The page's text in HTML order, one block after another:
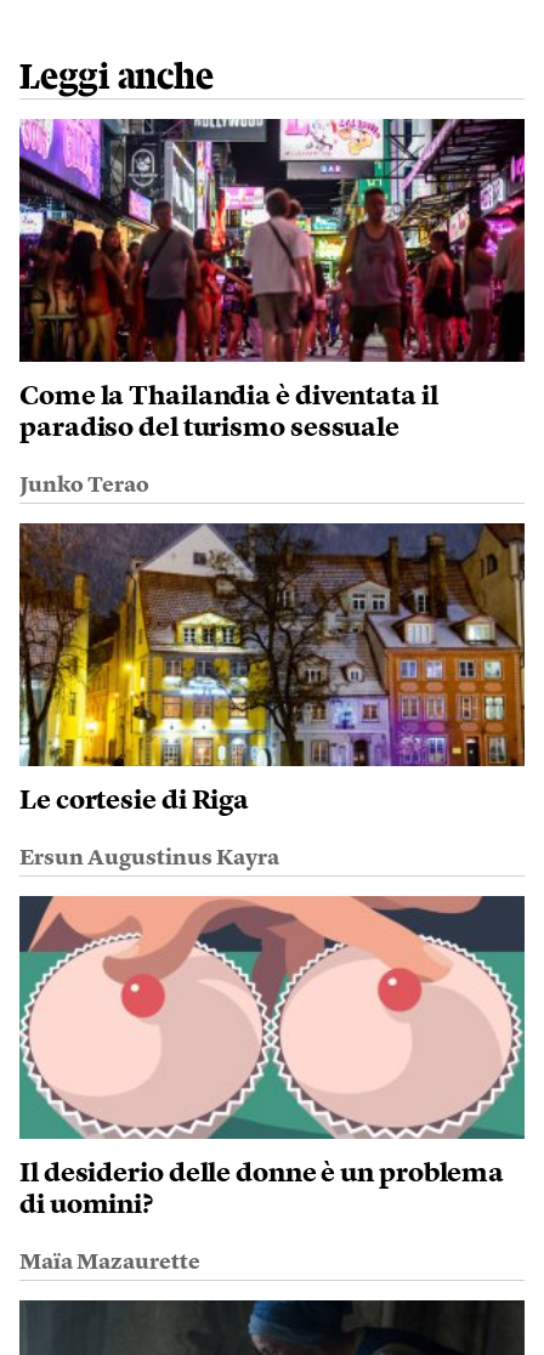
Leggi anche
Come la Thailandia è diventata il
paradiso del turismo sessuale
Junko Terao
Le cortesie di Riga
Ersun Augustinus Kayra
Il desiderio delle donne è un problema
di uomini?
Maïa Mazaurette